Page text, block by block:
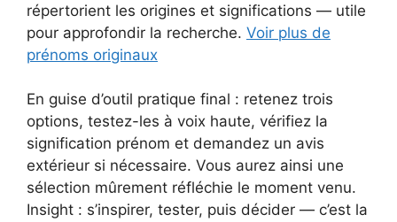
répertorient les origines et significations — utile
pour approfondir la recherche. Voir plus de
prénoms originaux
En guise d’outil pratique final : retenez trois
options, testez-les à voix haute, vérifiez la
signification prénom et demandez un avis
extérieur si nécessaire. Vous aurez ainsi une
sélection mûrement réfléchie le moment venu.
Insight : s’inspirer, tester, puis décider — c’est la